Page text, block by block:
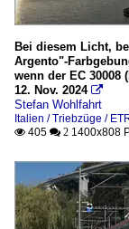
Bei diesem Licht,
Argento"-
wenn der EC 30008
12. Nov. 2024 
Stefan Wohlfahrt
Italien / Triebzüge /
 405  2 1400x808